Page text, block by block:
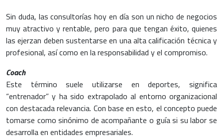
Sin duda, las consultorías hoy en día son un nicho de negocios
muy atractivo y rentable, pero para que tengan éxito, quienes
las ejerzan deben sustentarse en una alta calificación técnica y
profesional, así como en la responsabilidad y el compromiso.
Coach
Este término suele utilizarse en deportes, significa
“entrenador” y ha sido extrapolado al entorno organizacional
con destacada relevancia. Con base en esto, el concepto puede
tomarse como sinónimo de acompañante o guía si su labor se
desarrolla en entidades empresariales.